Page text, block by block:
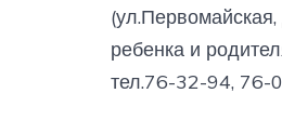
ребенка и
тел.76-32-94, 76-